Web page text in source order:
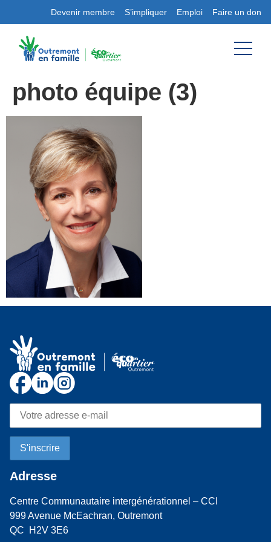
Devenir membre S’impliquer Emploi Faire un don
photo équipe (3)
Adresse
Centre Communautaire intergénérationnel – CCI
999 Avenue McEachran, Outremont
QC H2V 3E6